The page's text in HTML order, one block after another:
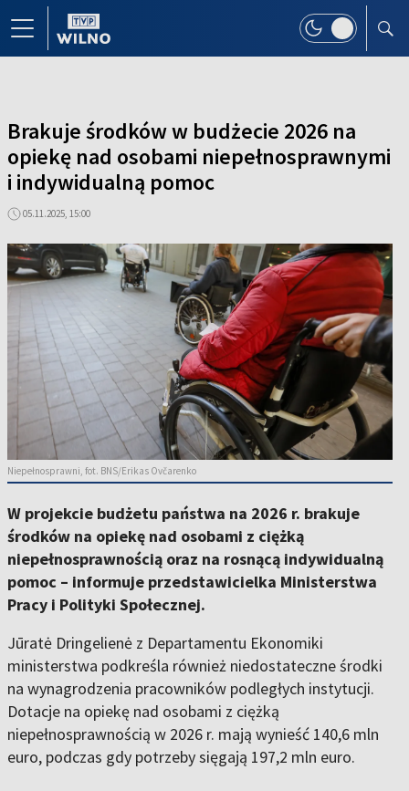
Brakuje środków w budżecie 2026 na
opiekę nad osobami niepełnosprawnymi
i indywidualną pomoc
05.11.2025, 15:00
Niepełnosprawni, fot. BNS/Erikas Ovčarenko
W projekcie budżetu państwa na 2026 r. brakuje
środków na opiekę nad osobami z ciężką
niepełnosprawnością oraz na rosnącą indywidualną
pomoc – informuje przedstawicielka Ministerstwa
Pracy i Polityki Społecznej.
Jūratė Dringelienė z Departamentu Ekonomiki
ministerstwa podkreśla również niedostateczne środki
na wynagrodzenia pracowników podległych instytucji.
Dotacje na opiekę nad osobami z ciężką
niepełnosprawnością w 2026 r. mają wynieść 140,6 mln
euro, podczas gdy potrzeby sięgają 197,2 mln euro.